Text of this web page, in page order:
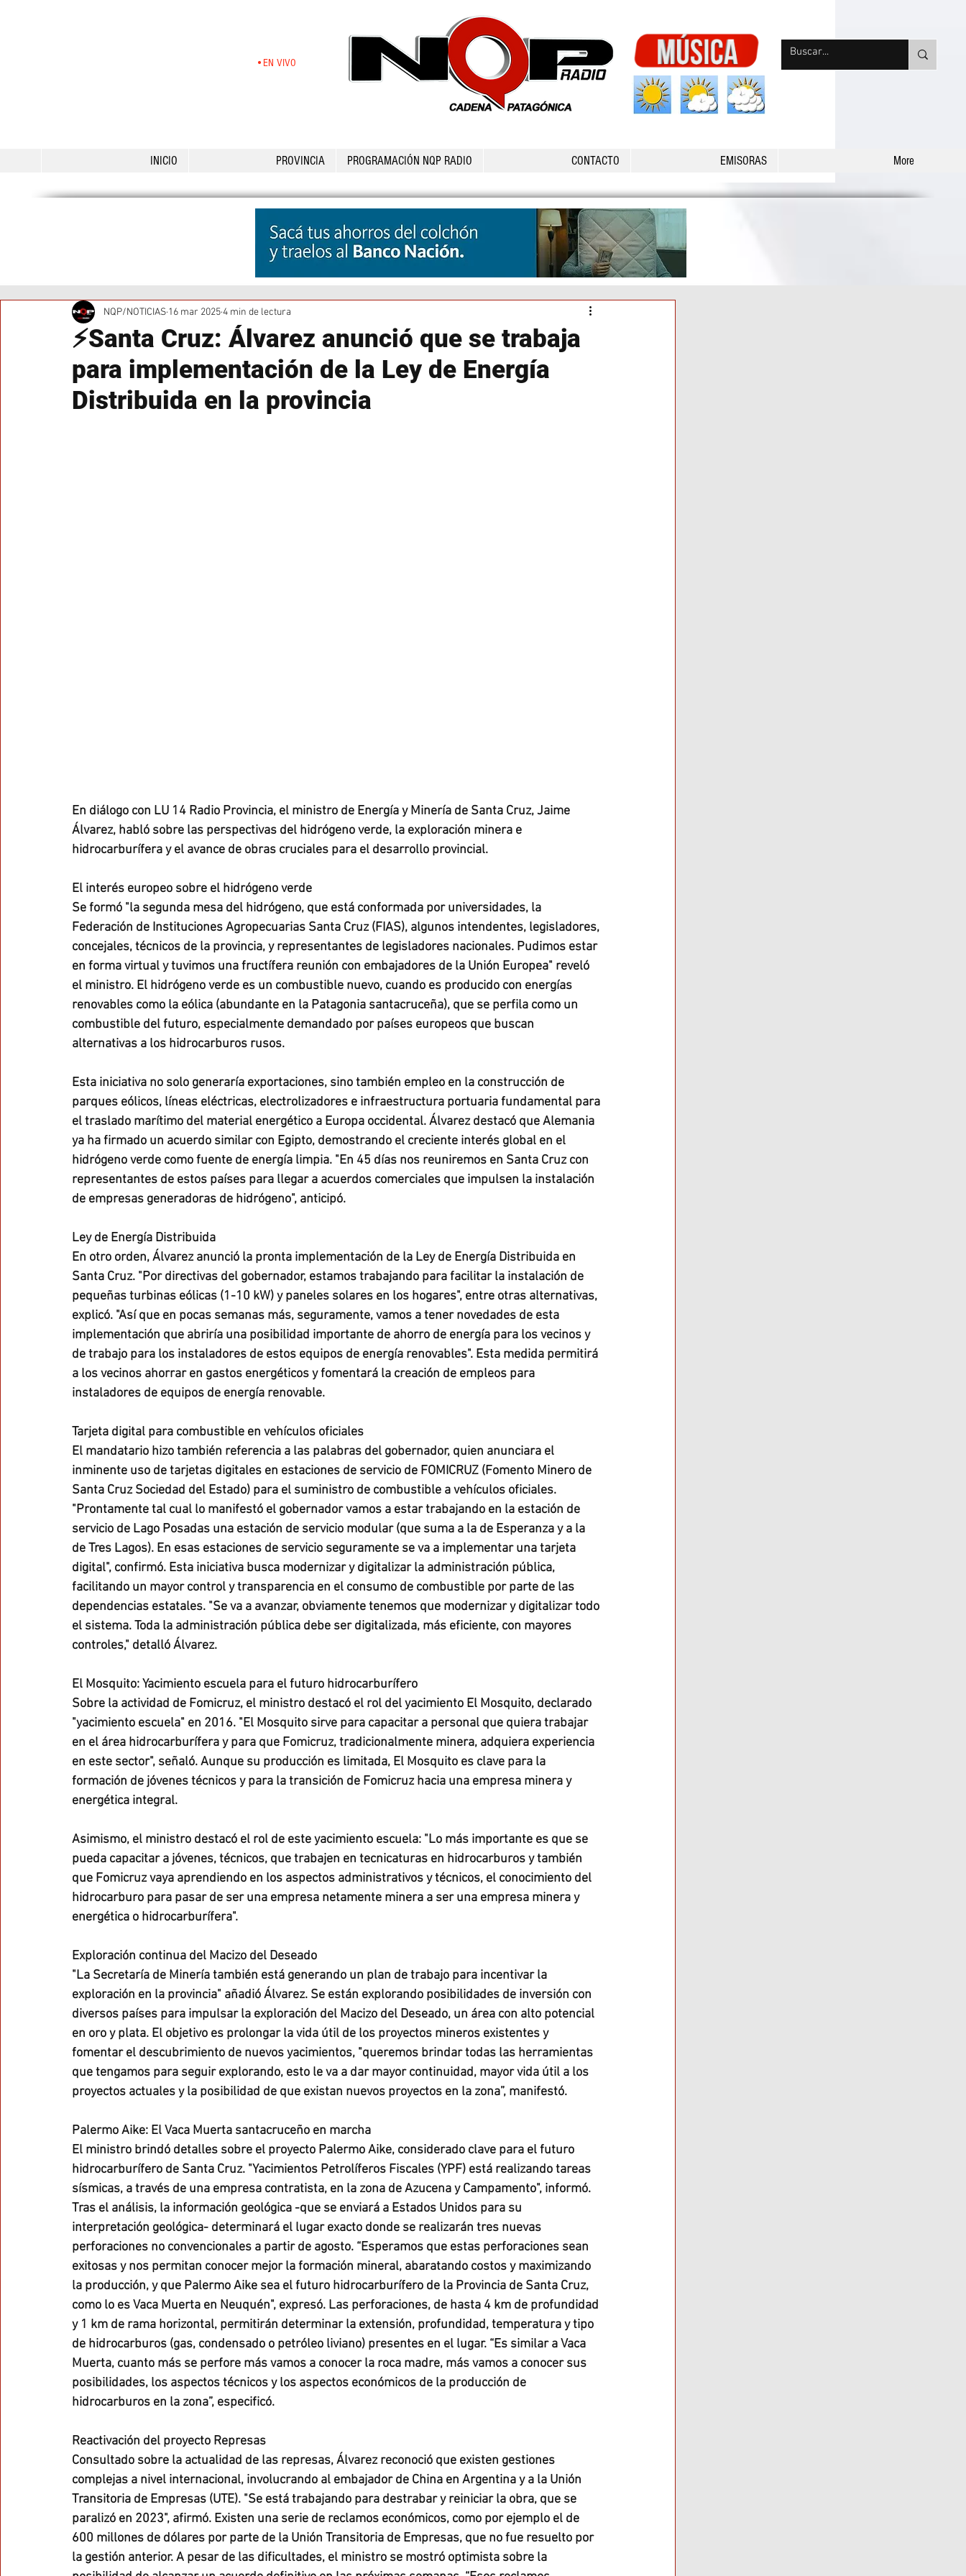
•EN VIVO
INICIO PROVINCIA PROGRAMACIÓN NQP RADIO CONTACTO EMISORAS More
⚡Santa Cruz: Álvarez anunció que se trabaja
para implementación de la Ley de Energía
Distribuida en la provincia
NQP/NOTICIAS 16 mar 20254 min de lectura
En diálogo con LU 14 Radio Provincia, el ministro de Energía y Minería de Santa Cruz, Jaime
Álvarez, habló sobre las perspectivas del hidrógeno verde, la exploración minera e
hidrocarburífera y el avance de obras cruciales para el desarrollo provincial.
El interés europeo sobre el hidrógeno verde
Se formó "la segunda mesa del hidrógeno, que está conformada por universidades, la
Federación de Instituciones Agropecuarias Santa Cruz (FIAS), algunos intendentes, legisladores,
concejales, técnicos de la provincia, y representantes de legisladores nacionales. Pudimos estar
en forma virtual y tuvimos una fructífera reunión con embajadores de la Unión Europea" reveló
el ministro. El hidrógeno verde es un combustible nuevo, cuando es producido con energías
renovables como la eólica (abundante en la Patagonia santacruceña), que se perfila como un
combustible del futuro, especialmente demandado por países europeos que buscan
alternativas a los hidrocarburos rusos.
Esta iniciativa no solo generaría exportaciones, sino también empleo en la construcción de
parques eólicos, líneas eléctricas, electrolizadores e infraestructura portuaria fundamental para
el traslado marítimo del material energético a Europa occidental. Álvarez destacó que Alemania
ya ha firmado un acuerdo similar con Egipto, demostrando el creciente interés global en el
hidrógeno verde como fuente de energía limpia. "En 45 días nos reuniremos en Santa Cruz con
representantes de estos países para llegar a acuerdos comerciales que impulsen la instalación
de empresas generadoras de hidrógeno", anticipó.
Ley de Energía Distribuida
En otro orden, Álvarez anunció la pronta implementación de la Ley de Energía Distribuida en
Santa Cruz. "Por directivas del gobernador, estamos trabajando para facilitar la instalación de
pequeñas turbinas eólicas (1-10 kW) y paneles solares en los hogares", entre otras alternativas,
explicó. "Así que en pocas semanas más, seguramente, vamos a tener novedades de esta
implementación que abriría una posibilidad importante de ahorro de energía para los vecinos y
de trabajo para los instaladores de estos equipos de energía renovables". Esta medida permitirá
a los vecinos ahorrar en gastos energéticos y fomentará la creación de empleos para
instaladores de equipos de energía renovable.
Tarjeta digital para combustible en vehículos oficiales
El mandatario hizo también referencia a las palabras del gobernador, quien anunciara el
inminente uso de tarjetas digitales en estaciones de servicio de FOMICRUZ (Fomento Minero de
Santa Cruz Sociedad del Estado) para el suministro de combustible a vehículos oficiales.
"Prontamente tal cual lo manifestó el gobernador vamos a estar trabajando en la estación de
servicio de Lago Posadas una estación de servicio modular (que suma a la de Esperanza y a la
de Tres Lagos). En esas estaciones de servicio seguramente se va a implementar una tarjeta
digital", confirmó. Esta iniciativa busca modernizar y digitalizar la administración pública,
facilitando un mayor control y transparencia en el consumo de combustible por parte de las
dependencias estatales. "Se va a avanzar, obviamente tenemos que modernizar y digitalizar todo
el sistema. Toda la administración pública debe ser digitalizada, más eficiente, con mayores
controles," detalló Álvarez.
El Mosquito: Yacimiento escuela para el futuro hidrocarburífero
Sobre la actividad de Fomicruz, el ministro destacó el rol del yacimiento El Mosquito, declarado
"yacimiento escuela" en 2016. "El Mosquito sirve para capacitar a personal que quiera trabajar
en el área hidrocarburífera y para que Fomicruz, tradicionalmente minera, adquiera experiencia
en este sector", señaló. Aunque su producción es limitada, El Mosquito es clave para la
formación de jóvenes técnicos y para la transición de Fomicruz hacia una empresa minera y
energética integral.
Asimismo, el ministro destacó el rol de este yacimiento escuela: "Lo más importante es que se
pueda capacitar a jóvenes, técnicos, que trabajen en tecnicaturas en hidrocarburos y también
que Fomicruz vaya aprendiendo en los aspectos administrativos y técnicos, el conocimiento del
hidrocarburo para pasar de ser una empresa netamente minera a ser una empresa minera y
energética o hidrocarburífera".
Exploración continua del Macizo del Deseado
"La Secretaría de Minería también está generando un plan de trabajo para incentivar la
exploración en la provincia" añadió Álvarez. Se están explorando posibilidades de inversión con
diversos países para impulsar la exploración del Macizo del Deseado, un área con alto potencial
en oro y plata. El objetivo es prolongar la vida útil de los proyectos mineros existentes y
fomentar el descubrimiento de nuevos yacimientos, "queremos brindar todas las herramientas
que tengamos para seguir explorando, esto le va a dar mayor continuidad, mayor vida útil a los
proyectos actuales y la posibilidad de que existan nuevos proyectos en la zona”, manifestó.
Palermo Aike: El Vaca Muerta santacruceño en marcha
El ministro brindó detalles sobre el proyecto Palermo Aike, considerado clave para el futuro
hidrocarburífero de Santa Cruz. "Yacimientos Petrolíferos Fiscales (YPF) está realizando tareas
sísmicas, a través de una empresa contratista, en la zona de Azucena y Campamento", informó.
Tras el análisis, la información geológica -que se enviará a Estados Unidos para su
interpretación geológica- determinará el lugar exacto donde se realizarán tres nuevas
perforaciones no convencionales a partir de agosto. “Esperamos que estas perforaciones sean
exitosas y nos permitan conocer mejor la formación mineral, abaratando costos y maximizando
la producción, y que Palermo Aike sea el futuro hidrocarburífero de la Provincia de Santa Cruz,
como lo es Vaca Muerta en Neuquén", expresó. Las perforaciones, de hasta 4 km de profundidad
y 1 km de rama horizontal, permitirán determinar la extensión, profundidad, temperatura y tipo
de hidrocarburos (gas, condensado o petróleo liviano) presentes en el lugar. “Es similar a Vaca
Muerta, cuanto más se perfore más vamos a conocer la roca madre, más vamos a conocer sus
posibilidades, los aspectos técnicos y los aspectos económicos de la producción de
hidrocarburos en la zona”, especificó.
Reactivación del proyecto Represas
Consultado sobre la actualidad de las represas, Álvarez reconoció que existen gestiones
complejas a nivel internacional, involucrando al embajador de China en Argentina y a la Unión
Transitoria de Empresas (UTE). "Se está trabajando para destrabar y reiniciar la obra, que se
paralizó en 2023", afirmó. Existen una serie de reclamos económicos, como por ejemplo el de
600 millones de dólares por parte de la Unión Transitoria de Empresas, que no fue resuelto por
la gestión anterior. A pesar de las dificultades, el ministro se mostró optimista sobre la